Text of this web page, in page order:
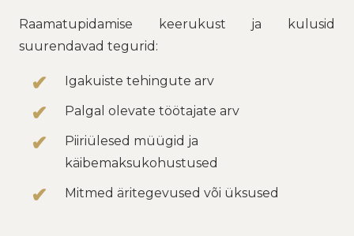
Raamatupidamise keerukust ja kulusid
suurendavad tegurid:
Igakuiste tehingute arv
Palgal olevate töötajate arv
Piiriülesed müügid ja
käibemaksukohustused
Mitmed äritegevused või üksused